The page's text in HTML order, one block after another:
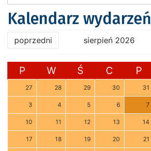
Kalendarz wydarzeń
poprzedni sierpień 2026
P W Ś C P
27 28 29 30 31
3 4 5 6 7
10 11 12 13 14
17 18 19 20 21